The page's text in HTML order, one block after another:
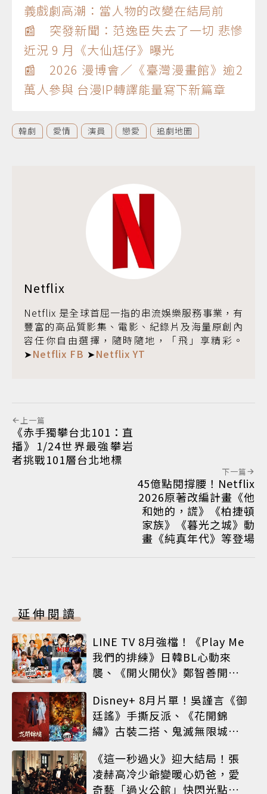
義戲劇高潮：當人物的改變在結局前
📰 突發新聞：范逸臣失去了一切 悲慘
近況 9 月《大仙尪仔》曝光
📰 2026 漫博會／《臺灣漫畫館》逾2
萬人參與 台漫IP轉譯能量寫下新篇章
韓劇 愛情 演員 戀愛 追劇地圖
Netflix
Netflix 是全球首屈一指的串流娛樂服務事業，有
豐富的高品質影集、電影、紀錄片及海量原創內
容任你自由選擇，隨時隨地，「飛」享精彩。
➤Netflix FB ➤Netflix YT
上一篇
《赤手獨攀台北101：直
播》1/24世界最強攀岩
者挑戰101層台北地標
下一篇
45億點閱撐腰！Netflix
2026原著改編計畫《他
和她的，謊》《柏捷頓
家族》《暮光之城》動
畫《純真年代》等登場
延伸閱讀
LINE TV 8月強檔！《Play Me
我們的排練》日韓BL心動來
襲、《開火開伙》鄭智善開餐
歸
Disney+ 8月片單！吳謹言《御
廷謠》手撕反派、《花開錦
繡》古裝二搭、鬼滅無限城震
《這一秒過火》迎大結局！張
凌赫高冷少爺變暖心奶爸，愛
奇藝「過火公館」快閃光點台